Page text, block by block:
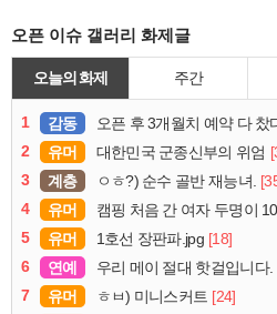
오픈 이슈 갤러리 화제글
오늘의 화제 주간
1 감동 오픈 후 3개월치 예약 다 찼
2
유머 대한민국 군종신부의 위엄
3
계층 ㅇㅎ?) 순수 골반 재능녀.
4
유머 캠핑 처음 간 여자 두명이
5
유머 1호선 장판파.jpg [18]
6
연예 우리 메이 절대 핫걸입니다.
7
유머 ㅎㅂ) 미니스커트 [24]